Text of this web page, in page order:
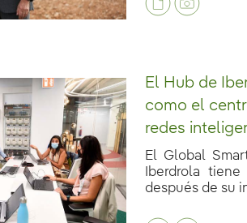
El Hub de
como el
redes
El Global
Iberdrola
después de su